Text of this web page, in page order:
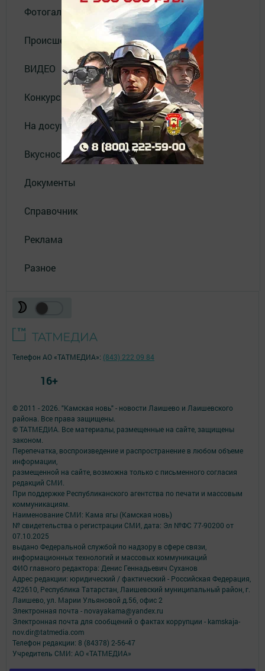
Фотогалерея
Происшествия
ВИДЕО
Конкурсы
На досуге
Вкусности
Документы
Справочник
Реклама
Разное
© 2011 - 2026. "Камская новь" - новости Лаишево и Лаишевского
района. Все права защищены.
© ТАТМЕДИА. Все материалы, размещенные на сайте, защищены
законом.
Перепечатка, воспроизведение и распространение в любом объеме
информации,
размещенной на сайте, возможна только с письменного согласия
редакций СМИ.
При поддержке Республиканского агентства по печати и массовым
коммуникациям.
Наименование СМИ: Кама ягы (Камская новь)
№ свидетельства о регистрации СМИ, дата: Эл №ФC 77-90200 от
07.10.2025
выдано Федеральной службой по надзору в сфере связи,
информационных технологий и массовых коммуникаций
ФИО главного редактора: Денис Геннадьевич Суханов
Адрес редакции: юридический / фактический - Российская Федерация,
422610, Республика Татарстан, Лаишевский муниципальный район, г.
Лаишево, ул. Марии Ульяновой д.56, офис 2
Электронная почта - novayakama@yandex.ru
Электронная почта для сообщений о фактах коррупции - kamskaja-
nov.dir@tatmedia.com
Телефон редакции: 8 (84378) 2-56-47
Учредитель СМИ: АО «ТАТМЕДИА»
Телефон АО «ТАТМЕДИА»: (843) 222 09 84
16+